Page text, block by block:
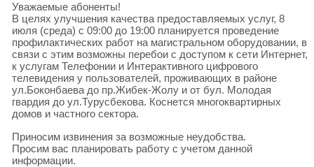
Уважаемые абоненты!
В целях улучшения качества предоставляемых услуг, 8
июля (среда) с 09:00 до 19:00 планируется проведение
профилактических работ на магистральном оборудовании, в
связи с этим возможны перебои с доступом к сети Интернет,
к услугам Телефонии и Интерактивного цифрового
телевидения у пользователей, проживающих в районе
ул.Боконбаева до пр.Жибек-Жолу и от бул. Молодая
гвардия до ул.Турусбекова. Коснется многоквартирных
домов и частного сектора.
Приносим извинения за возможные неудобства.
Просим вас планировать работу с учетом данной
информации.